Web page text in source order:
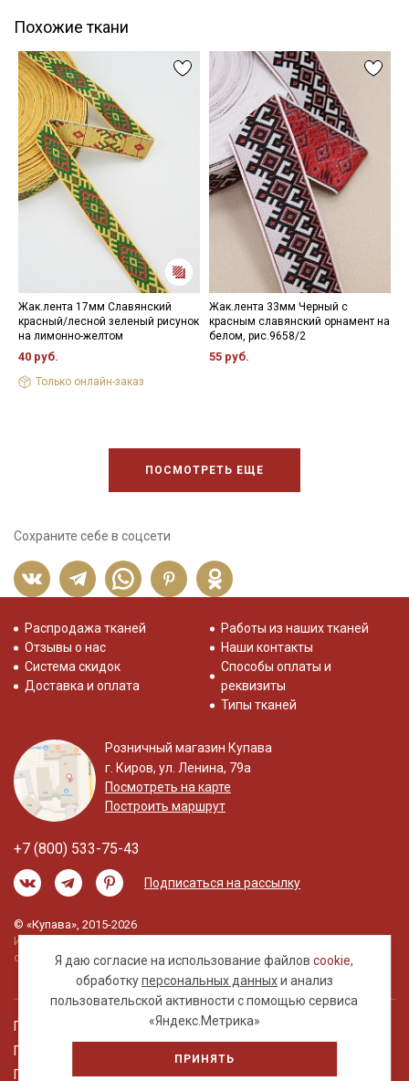
Похожие ткани
Жак.лента 17мм Славянский
красный/лесной зеленый рисунок
на лимонно-желтом
40 руб.
Только онлайн-заказ
Жак.лента 33мм Черный с
красным славянский орнамент на
белом, рис.9658/2
55 руб.
ПОСМОТРЕТЬ ЕЩЕ
Сохраните себе в соцсети
Я даю согласие на использование файловcookie,
обработкуперсональных данныхи анализ
пользовательской активности с помощью сервиса
«Яндекс.Метрика»
ПРИНЯТЬ
Распродажа тканей
Отзывы о нас
Система скидок
Доставка и оплата
Работы из наших тканей
Наши контакты
Способы оплаты и
реквизиты
Типы тканей
Розничный магазин Купава
г. Киров, ул. Ленина, 79а
Посмотреть на карте
Построить маршрут
+7 (800) 533-75-43
Подписаться на рассылку
© «Купава», 2015-2026
Информация на сайте не является публичной
офертой.
Правовая информация
Политика обработки персональных данных
Пользовательское соглашение